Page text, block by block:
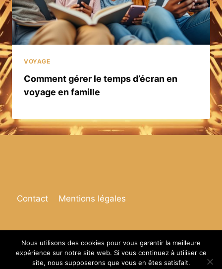
VOYAGE
Comment gérer le temps d’écran en
voyage en famille
Contact Mentions légales
© 2026 Espace de vie
Nous utilisons des cookies pour vous garantir la meilleure
expérience sur notre site web. Si vous continuez à utiliser ce
site, nous supposerons que vous en êtes satisfait.